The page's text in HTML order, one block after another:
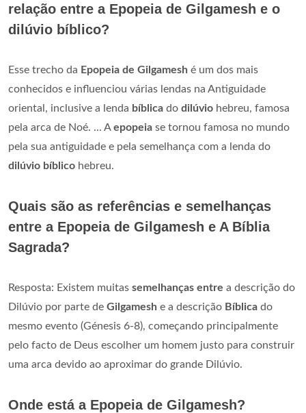
relação entre a Epopeia de Gilgamesh e o
dilúvio bíblico?
Esse trecho da Epopeia de Gilgamesh é um dos mais
conhecidos e influenciou várias lendas na Antiguidade
oriental, inclusive a lenda bíblica do dilúvio hebreu, famosa
pela arca de Noé. ... Aepopeia se tornou famosa no mundo
pela sua antiguidade e pela semelhança com a lenda do
dilúvio bíblico hebreu.
Quais são as referências e semelhanças
entre a Epopeia de Gilgamesh e A Bíblia
Sagrada?
Resposta: Existem muitas semelhanças entre a descrição do
Dilúvio por parte de Gilgamesh e a descrição Bíblica do
mesmo evento (Génesis 6-8), começando principalmente
pelo facto de Deus escolher um homem justo para construir
uma arca devido ao aproximar do grande Dilúvio.
Onde está a Epopeia de Gilgamesh?